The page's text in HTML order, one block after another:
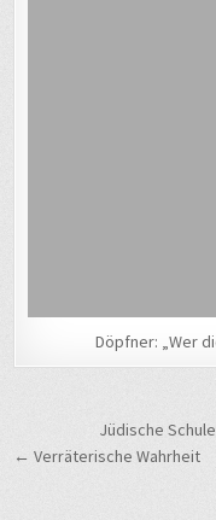
Döpfner: „Wer
Jüdische
← Verräterische Wahrheit